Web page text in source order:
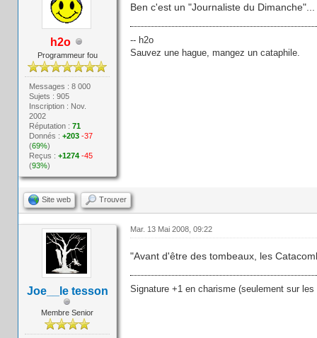
h2o
Programmeur fou
Messages : 8 000
Sujets : 905
Inscription : Nov.
2002
Réputation :71
Donnés :+203 -37
(69%)
Reçus :+1274 -45
(93%)
Ben c'est un "Journaliste du Dimanche"...
-- h2o
Sauvez une hague, mangez un cataphile.
Site web Trouver
Joe__le tesson
Membre Senior
Mar. 13 Mai 2008, 09:22
"Avant d'être des tombeaux, les
Signature +1 en charisme (seulement sur les